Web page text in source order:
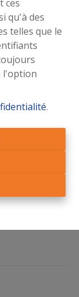
ces
qu'à des
telles que le
l'option
.